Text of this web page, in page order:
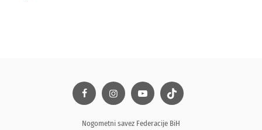
Nogometni savez Federacije BiH